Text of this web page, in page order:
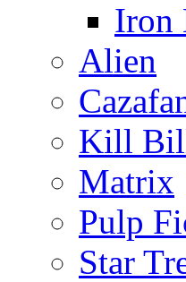
Iron
Alien
Kill
Matrix
Pulp
Star